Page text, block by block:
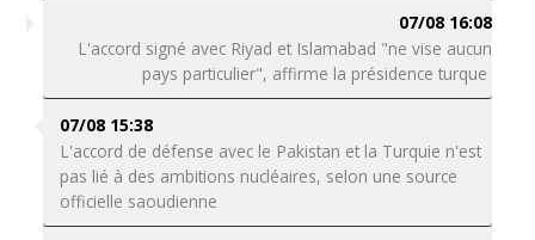
07/08 16:08
L'accord signé avec Riyad et Islamabad "ne vise aucun
pays particulier", affirme la présidence turque
07/08 15:38
L'accord de défense avec le Pakistan et la Turquie n'est
pas lié à des ambitions nucléaires, selon une source
officielle saoudienne